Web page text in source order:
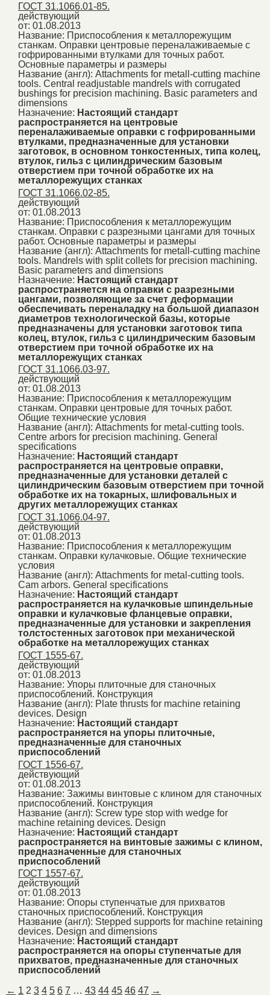
ГОСТ 31.1066.01-85.
действующий
от: 01.08.2013
Название: Приспособления к металлорежущим
станкам. Оправки центровые переналаживаемые с
гофрированными втулками для точных работ.
Основные параметры и размеры
Название (англ): Attachments for metall-cutting machine
tools. Central readjustable mandrels with corrugated
bushings for precision machining. Basic parameters and
dimensions
Назначение: Настоящий стандарт
распространяется на центровые
переналаживаемые оправки с гофрированными
втулками, предназначенные для установки
заготовок, в основном тонкостенных, типа колец,
втулок, гильз с цилиндрическим базовым
отверстием при точной обработке их на
металлорежущих станках
ГОСТ 31.1066.02-85.
действующий
от: 01.08.2013
Название: Приспособления к металлорежущим
станкам. Оправки с разрезными цангами для точных
работ. Основные параметры и размеры
Название (англ): Attachments for metall-cutting machine
tools. Mandrels with split collets for precision machining.
Basic parameters and dimensions
Назначение: Настоящий стандарт
распространяется на оправки с разрезными
цангами, позволяющие за счет деформации
обеспечивать переналадку на большой диапазон
диаметров технологической базы, которые
предназначены для установки заготовок типа
колец, втулок, гильз с цилиндрическим базовым
отверстием при точной обработке их на
металлорежущих станках
ГОСТ 31.1066.03-97.
действующий
от: 01.08.2013
Название: Приспособления к металлорежущим
станкам. Оправки центровые для точных работ.
Общие технические условия
Название (англ): Attachments for metal-cutting tools.
Centre arbors for precision machining. General
specifications
Назначение: Настоящий стандарт
распространяется на центровые оправки,
предназначенные для установки деталей с
цилиндрическим базовым отверстием при точной
обработке их на токарных, шлифовальных и
других металлорежущих станках
ГОСТ 31.1066.04-97.
действующий
от: 01.08.2013
Название: Приспособления к металлорежущим
станкам. Оправки кулачковые. Общие технические
условия
Название (англ): Attachments for metal-cutting tools.
Cam arbors. General specifications
Назначение: Настоящий стандарт
распространяется на кулачковые шпиндельные
оправки и кулачковые фланцевые оправки,
предназначенные для установки и закрепления
толстостенных заготовок при механической
обработке на металлорежущих станках
ГОСТ 1555-67.
действующий
от: 01.08.2013
Название: Упоры плиточные для станочных
приспособлений. Конструкция
Название (англ): Plate thrusts for machine retaining
devices. Design
Назначение: Настоящий стандарт
распространяется на упоры плиточные,
предназначенные для станочных
приспособлений
ГОСТ 1556-67.
действующий
от: 01.08.2013
Название: Зажимы винтовые с клином для станочных
приспособлений. Конструкция
Название (англ): Screw type stop with wedge for
machine retaining devices. Design
Назначение: Настоящий стандарт
распространяется на винтовые зажимы с клином,
предназначенные для станочных
приспособлений
ГОСТ 1557-67.
действующий
от: 01.08.2013
Название: Опоры ступенчатые для прихватов
станочных приспособлений. Конструкция
Название (англ): Stepped supports for machine retaining
devices. Design and dimensions
Назначение: Настоящий стандарт
распространяется на опоры ступенчатые для
прихватов, предназначенные для станочных
приспособлений
← 1 2 3 4 5 6 7 … 43 44 45 46 47 →